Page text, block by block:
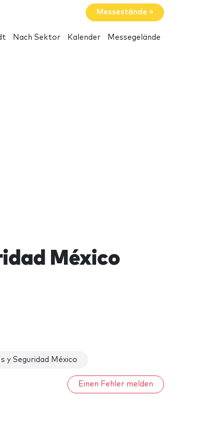
Messestände »
Nach Sektor Kalender Messegelände
México
y Seguridad México
Einen Fehler melden